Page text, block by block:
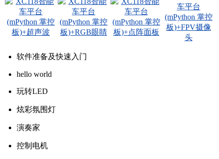
软件准备及快速入门
hello world
玩转LED
炫彩氛围灯
演奏家
控制电机